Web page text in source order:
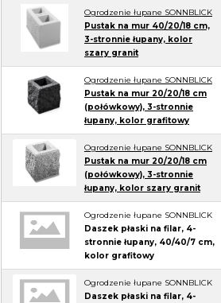
Ogrodzenie łupane SONNBLICK
Pustak na mur 40/20/18 cm,
3-stronnie łupany, kolor
szary granit
Ogrodzenie łupane SONNBLICK
Pustak na mur 20/20/18 cm
(połówkowy), 3-stronnie
łupany, kolor grafitowy
Ogrodzenie łupane SONNBLICK
Pustak na mur 20/20/18 cm
(połówkowy), 3-stronnie
łupany, kolor szary granit
Ogrodzenie łupane SONNBLICK
Daszek płaski na filar, 4-
stronnie łupany, 40/40/7 cm,
kolor grafitowy
Ogrodzenie łupane SONNBLICK
Daszek płaski na filar, 4-